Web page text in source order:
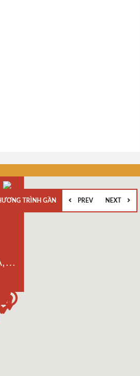
Bán nhà mặt tiền đường 4A, KDC Vĩnh Lộc, Bình Hưng Hòa B, Bình Tân, diện tích 6x15m
TRÌNH GẦN PREV NEXT